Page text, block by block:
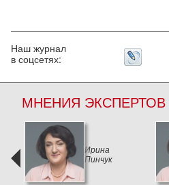
Наш журнал
в соцсетях:
МНЕНИЯ ЭКСПЕРТОВ
Ирина
Пинчук